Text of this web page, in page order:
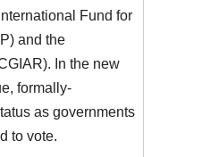
Fund for
and the
In the new
formally-
as governments
to vote.